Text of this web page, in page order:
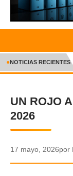
●NOTICIAS RECIENTES
UN ROJO
2026
17 mayo, 2026por